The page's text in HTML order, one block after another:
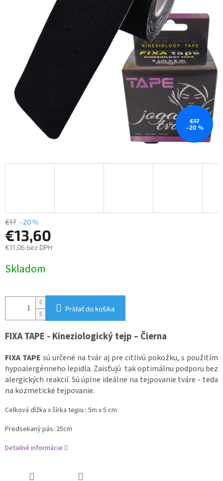
€17
–20 %
€17 –20 %
€13,60
€11,06 bez DPH
cena:
Skladom
Pridať do košíka
FIXA TAPE - Kineziologický tejp – Čierna
FIXA TAPE sú určené na tvár aj pre citlivú pokožku, s použitím
hypoalergénneho lepidla. Zaisťujú tak optimálnu podporu bez
alergických reakcií. Sú úplne ideálne na tejpovanie tváre - teda
na kozmetické tejpovanie.
Celková dĺžka x šírka tejpu : 5m x 5 cm
Predsekaný pás: 25cm
Detailné informácie